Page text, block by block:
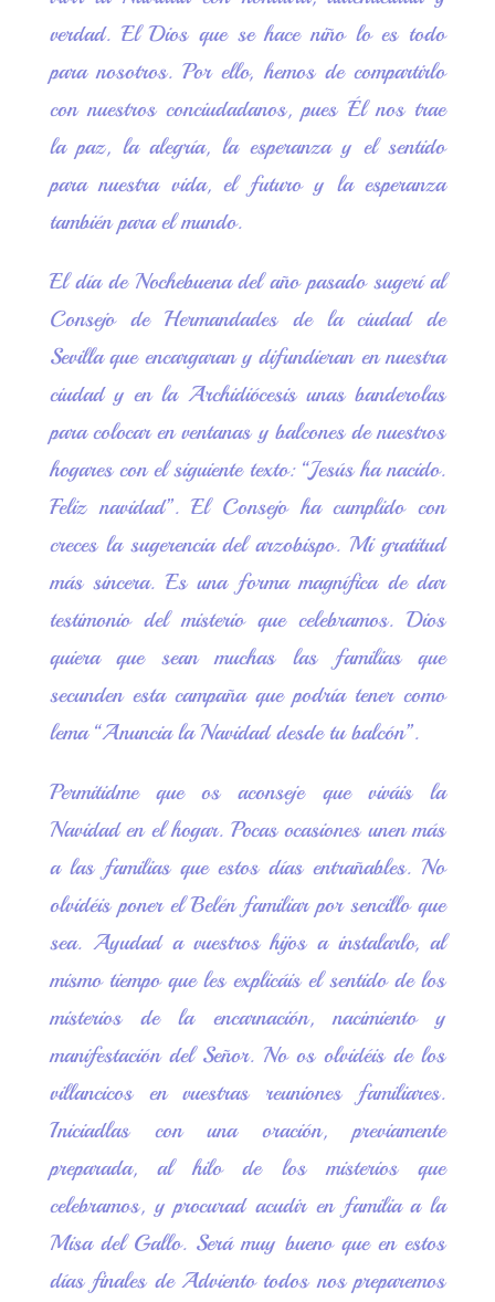
verdad. El Dios que se hace niño lo es todo
para nosotros. Por ello, hemos de compartirlo
con nuestros conciudadanos, pues Él nos trae
la paz, la alegría, la esperanza y el sentido
para nuestra vida, el futuro y la esperanza
también para el mundo.
El día de Nochebuena del año pasado sugerí al
Consejo de Hermandades de la ciudad de
Sevilla que encargaran y difundieran en nuestra
ciudad y en la Archidiócesis unas banderolas
para colocar en ventanas y balcones de nuestros
hogares con el siguiente texto: “Jesús ha nacido.
Feliz navidad”. El Consejo ha cumplido con
creces la sugerencia del arzobispo. Mi gratitud
más sincera. Es una forma magnífica de dar
testimonio del misterio que celebramos. Dios
quiera que sean muchas las familias que
secunden esta campaña que podría tener como
lema “Anuncia la Navidad desde tu balcón”.
Permitidme que os aconseje que viváis la
Navidad en el hogar. Pocas ocasiones unen más
a las familias que estos días entrañables. No
olvidéis poner el Belén familiar por sencillo que
sea. Ayudad a vuestros hijos a instalarlo, al
mismo tiempo que les explicáis el sentido de los
misterios de la encarnación, nacimiento y
manifestación del Señor. No os olvidéis de los
villancicos en vuestras reuniones familiares.
Iniciadlas con una oración, previamente
preparada, al hilo de los misterios que
celebramos, y procurad acudir en familia a la
Misa del Gallo. Será muy bueno que en estos
días finales de Adviento todos nos preparemos